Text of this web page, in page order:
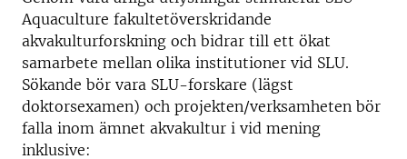
Aquaculture fakultetöverskridande
akvakulturforskning och bidrar till ett ökat
samarbete mellan olika institutioner vid SLU.
Sökande bör vara SLU-forskare (lägst
doktorsexamen) och projekten/verksamheten bör
falla inom ämnet akvakultur i vid mening
inklusive: